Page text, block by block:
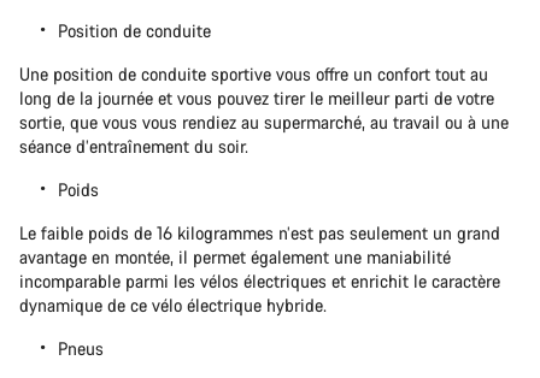
Position de conduite
Une position de conduite sportive vous offre un confort tout au
long de la journée et vous pouvez tirer le meilleur parti de votre
sortie, que vous vous rendiez au supermarché, au travail ou à une
séance d’entraînement du soir.
Poids
Le faible poids de 16 kilogrammes n’est pas seulement un grand
avantage en montée, il permet également une maniabilité
incomparable parmi les vélos électriques et enrichit le caractère
dynamique de ce vélo électrique hybride.
Pneus